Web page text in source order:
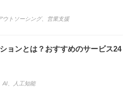
ウトソーシング、 営業支援
ョンとは？おすすめのサービス24
AI 人工知能